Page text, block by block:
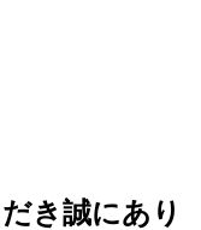
き誠にあり